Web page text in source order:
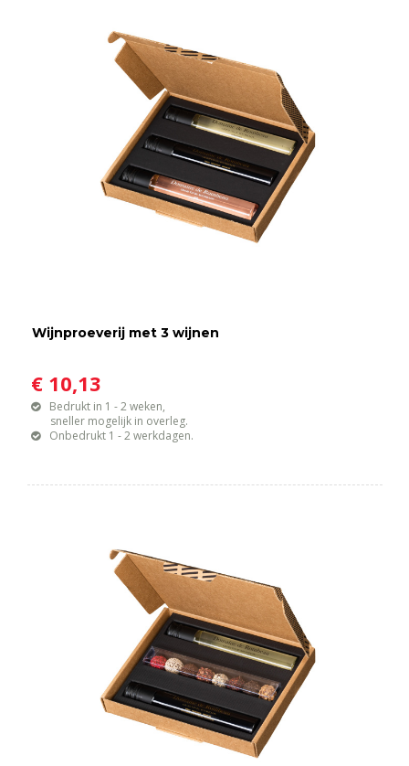
Wijnproeverij met 3 wijnen
€ 10,13
Bedrukt in 1 - 2 weken,
sneller mogelijk in overleg.
Onbedrukt 1 - 2 werkdagen.